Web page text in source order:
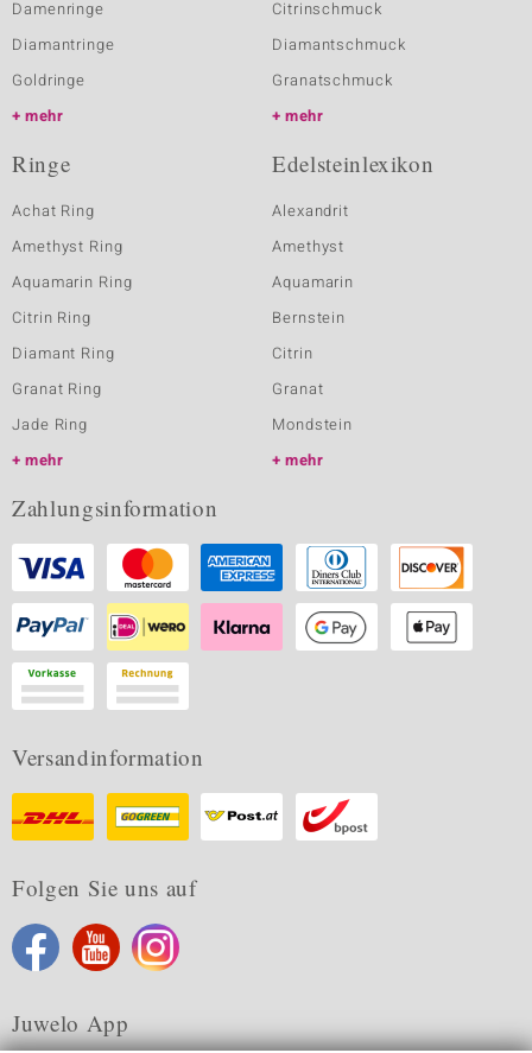
Damenringe
Diamantringe
Goldringe
mehr
Citrinschmuck
Diamantschmuck
Granatschmuck
mehr
Ringe
Achat Ring
Amethyst Ring
Aquamarin Ring
Citrin Ring
Diamant Ring
Granat Ring
Jade Ring
mehr
Edelsteinlexikon
Alexandrit
Amethyst
Aquamarin
Bernstein
Citrin
Granat
Mondstein
mehr
Zahlungsinformation
Versandinformation
Folgen Sie uns auf
Juwelo App